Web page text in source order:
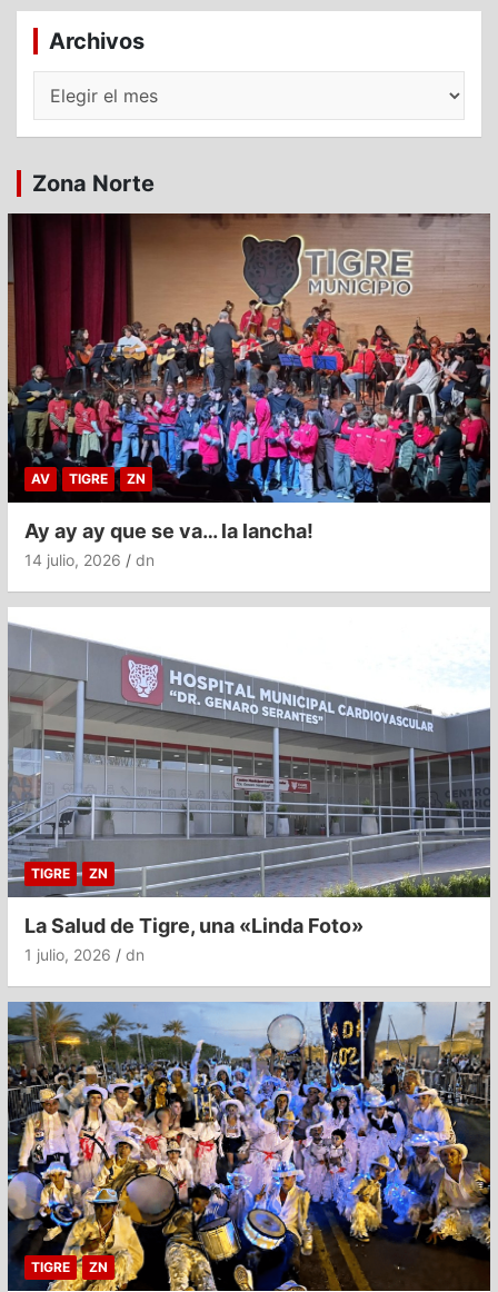
Archivos
Archivos
Zona Norte
AV TIGRE ZN
Ay ay ay que se va… la lancha!
14 julio, 2026 dn
TIGRE ZN
La Salud de Tigre, una «Linda Foto»
1 julio, 2026 dn
TIGRE ZN